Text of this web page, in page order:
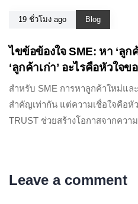
19 ชั่วโมง ago Blog
ไขข้อข้องใจ SME: หา ‘ลูก
‘ลูกค้าเก่า’ อะไรคือหัวใจ
สำหรับ SME การหาลูกค้าใหม่แล
สำคัญเท่ากัน แต่ความเชื่อใจคือหั
TRUST ช่วยสร้างโอกาสจากคว
Leave a comment